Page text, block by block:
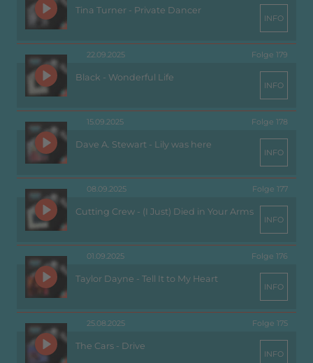
Tina Turner - Private Dancer
INFO
22.09.2025 Folge 179
Black - Wonderful Life
INFO
15.09.2025 Folge 178
Dave A. Stewart - Lily was here
INFO
08.09.2025 Folge 177
Cutting Crew - (I Just) Died in Your Arms
INFO
01.09.2025 Folge 176
Taylor Dayne - Tell It to My Heart
INFO
25.08.2025 Folge 175
The Cars - Drive
INFO